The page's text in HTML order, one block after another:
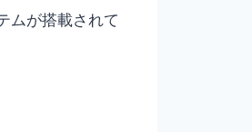
ムが搭載されて